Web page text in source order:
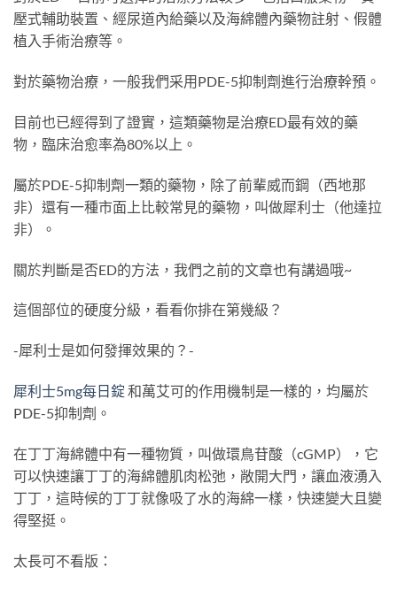
壓式輔助裝置、經尿道內給藥以及海綿體內藥物註射、假體
植入手術治療等。
對於藥物治療，一般我們采用PDE-5抑制劑進行治療幹預。
目前也已經得到了證實，這類藥物是治療ED最有效的藥
物，臨床治愈率為80%以上。
屬於PDE-5抑制劑一類的藥物，除了前輩威而鋼（西地那
非）還有一種市面上比較常見的藥物，叫做犀利士（他達拉
非）。
關於判斷是否ED的方法，我們之前的文章也有講過哦~
這個部位的硬度分級，看看你排在第幾級？
-犀利士是如何發揮效果的？-
犀利士5mg每日錠 和萬艾可的作用機制是一樣的，均屬於
PDE-5抑制劑。
在丁丁海綿體中有一種物質，叫做環鳥苷酸（cGMP），它
可以快速讓丁丁的海綿體肌肉松弛，敞開大門，讓血液湧入
丁丁，這時候的丁丁就像吸了水的海綿一樣，快速變大且變
得堅挺。
太長可不看版：